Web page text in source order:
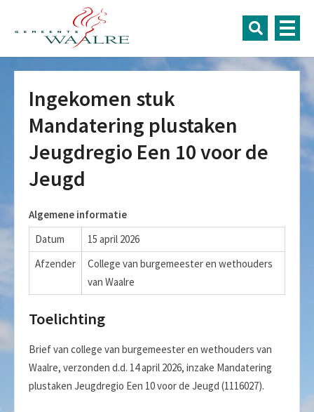
Ingekomen stuk
Mandatering plustaken
Jeugdregio Een 10 voor de
Jeugd
Algemene informatie
Datum
15 april 2026
Afzender
College van burgemeester en wethouders
van Waalre
Toelichting
Brief van college van burgemeester en wethouders van
Waalre, verzonden d.d. 14 april 2026, inzake Mandatering
plustaken Jeugdregio Een 10 voor de Jeugd (1116027).